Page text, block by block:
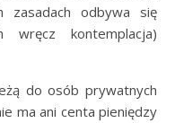
zasadach odbywa się
wręcz kontemplacja)
do osób prywatnych
ma ani centa pieniędzy